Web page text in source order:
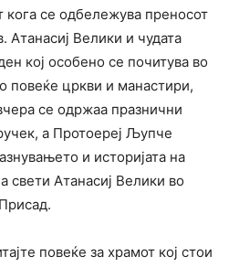
кога се одбележува преносот
Атанасиј Велики и чудата
кој особено се почитува во
повеќе цркви и манастири,
се одржаа празнични
а Протоереј Љупче
и историјата на
свети Атанасиј Велики во
повеќе за храмот кој стои